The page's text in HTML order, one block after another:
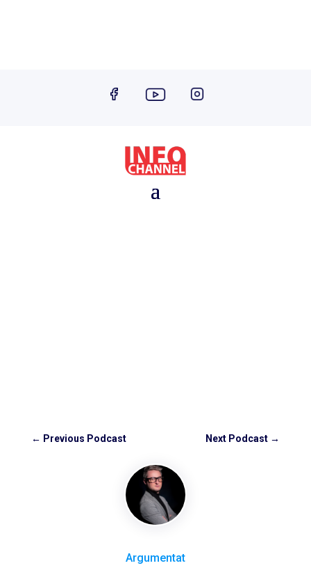
← Previous Podcast Next Podcast →
Argumentat